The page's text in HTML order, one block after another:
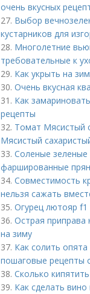
очень вкусных
27. Выбор
кустарников для
28. Многолетние
требовательные к
29. Как укрыть на
30. Очень вкусная
31. Как
рецепты
32. Томат Мясистый
Мясистый
33. Соленые
фаршированные
34. Совместимость
нельзя сажать
35. Огурец лютояр f1
36. Острая приправа
на зиму
37. Как солить
пошаговые рецепты
38. Сколько
39. Как сделать